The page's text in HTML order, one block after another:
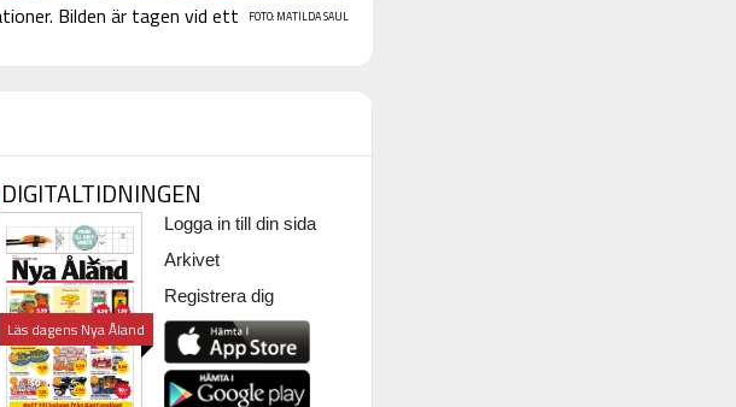
FOTO: MATILDA SAUL
Bilden är tagen vid ett
DIGITALTIDNINGEN
Läs dagens Nya Åland
Logga in till din sida
Arkivet
Registrera dig